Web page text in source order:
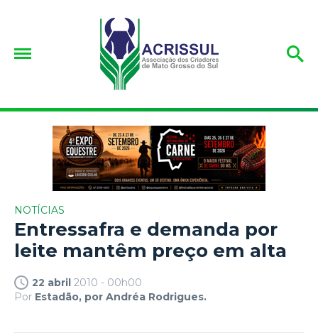
NOTÍCIAS
Entressafra e demanda por
leite mantêm preço em alta
22 abril 2010 - 00h00
Por Estadão, por Andréa Rodrigues.